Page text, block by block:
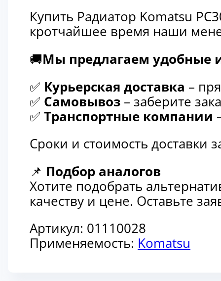
Купить Радиатор Komatsu
кротчайшее время наши
🚚Мы предлагаем удобные
✅ Курьерская доставка –
✅ Самовывоз – заберите
✅ Транспортные компании
Сроки и стоимость доставки
📌 Подбор аналогов
Хотите подобрать
качеству и цене. Оставьте
Артикул: 01110028
Применяемость: Komatsu